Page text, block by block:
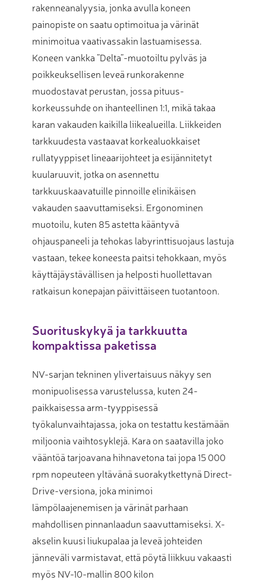
rakenneanalyysia, jonka avulla koneen
painopiste on saatu optimoitua ja värinät
minimoitua vaativassakin lastuamisessa.
Koneen vankka ”Delta”-muotoiltu pylväs ja
poikkeuksellisen leveä runkorakenne
muodostavat perustan, jossa pituus-
korkeussuhde on ihanteellinen 1:1, mikä takaa
karan vakauden kaikilla liikealueilla. Liikkeiden
tarkkuudesta vastaavat korkealuokkaiset
rullatyyppiset lineaarijohteet ja esijännitetyt
kuularuuvit, jotka on asennettu
tarkkuuskaavatuille pinnoille elinikäisen
vakauden saavuttamiseksi. Ergonominen
muotoilu, kuten 85 astetta kääntyvä
ohjauspaneeli ja tehokas labyrinttisuojaus lastuja
vastaan, tekee koneesta paitsi tehokkaan, myös
käyttäjäystävällisen ja helposti huollettavan
ratkaisun konepajan päivittäiseen tuotantoon.
Suorituskykyä ja tarkkuutta
kompaktissa paketissa
NV-sarjan tekninen ylivertaisuus näkyy sen
monipuolisessa varustelussa, kuten 24-
paikkaisessa arm-tyyppisessä
työkalunvaihtajassa, joka on testattu kestämään
miljoonia vaihtosyklejä. Kara on saatavilla joko
vääntöä tarjoavana hihnavetona tai jopa 15 000
rpm nopeuteen yltävänä suorakytkettynä Direct-
Drive-versiona, joka minimoi
lämpölaajenemisen ja värinät parhaan
mahdollisen pinnanlaadun saavuttamiseksi. X-
akselin kuusi liukupalaa ja leveä johteiden
jänneväli varmistavat, että pöytä liikkuu vakaasti
myös NV-10-mallin 800 kilon